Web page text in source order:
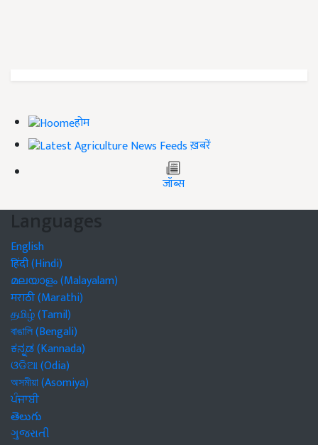
होम
ख़बरें
जॉब्स
Languages
English
हिंदी (Hindi)
മലയാളം (Malayalam)
मराठी (Marathi)
தமிழ் (Tamil)
বাঙালি (Bengali)
ಕನ್ನಡ (Kannada)
ଓଡିଆ (Odia)
অসমীয়া (Asomiya)
ਪੰਜਾਬੀ
తెలుగు
ગુજરાતી